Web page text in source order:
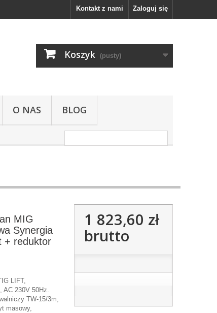
Zaloguj się
Kontakt z nami
Koszyk (pusty)
O NAS BLOG
MIG
Synergia
+ reduktor
LIFT,
AC 230V 50Hz.
TW-15/3m,
masowy,
1 823,60 zł
brutto